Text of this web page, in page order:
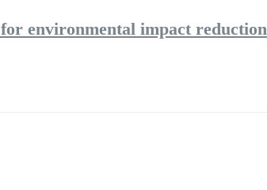
environmental impact reduction